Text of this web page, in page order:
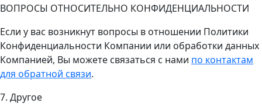
ВОПРОСЫ ОТНОСИТЕЛЬНО КОНФИДЕНЦИАЛЬНОСТИ
Если у вас возникнут вопросы в отношении Политики
Конфиденциальности Компании или обработки данных
Компанией, Вы можете связаться с нами по контактам
для обратной связи.
7. Другое